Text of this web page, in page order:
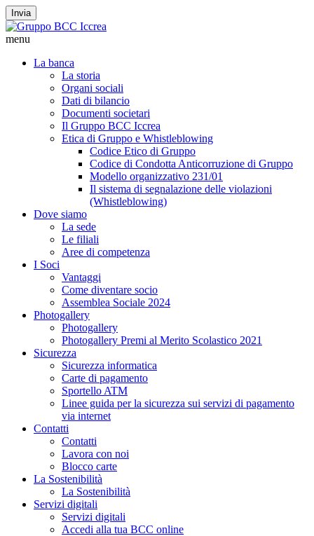
Invia
menu
La banca
La storia
Organi sociali
Dati di bilancio
Documenti societari
Il Gruppo BCC Iccrea
Etica di Gruppo e Whistleblowing
Codice Etico di Gruppo
Codice di Condotta Anticorruzione di Gruppo
Modello organizzativo 231/01
Il sistema di segnalazione delle violazioni
(Whistleblowing)
Dove siamo
La sede
Le filiali
Aree di competenza
I Soci
Vantaggi
Come diventare socio
Assemblea Sociale 2024
Photogallery
Photogallery
Photogallery Premi al Merito Scolastico 2021
Sicurezza
Sicurezza informatica
Carte di pagamento
Sportello ATM
Linee guida per la sicurezza sui servizi di pagamento
via internet
Contatti
Contatti
Lavora con noi
Blocco carte
La Sostenibilità
La Sostenibilità
Servizi digitali
Servizi digitali
Accedi alla tua BCC online